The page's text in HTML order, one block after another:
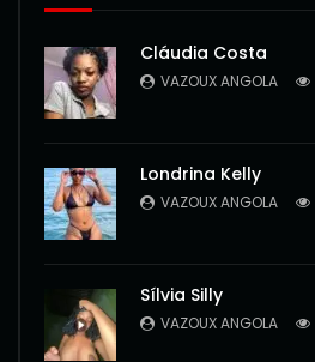
Cláudia Costa
VAZOUX ANGOLA
Londrina Kelly
VAZOUX ANGOLA
Sílvia Silly
VAZOUX ANGOLA